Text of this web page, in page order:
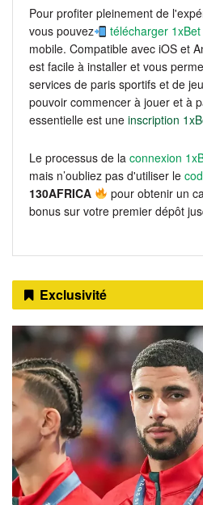
Pour profiter pleinement de
vous pouvez
télécharger 1xBet
mobile. Compatible avec iOS et
est facile à installer et vous
services de paris sportifs et de
pouvoir commencer à jouer et à
essentielle est une inscription
Le processus de la connexion
mais n’oubliez pas d'utiliser le
130AFRICA
pour obtenir un
bonus sur votre premier dépôt
Exclusivité